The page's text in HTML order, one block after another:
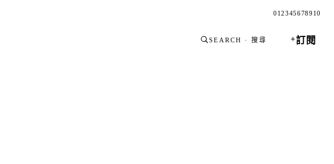
0 123456789 10
SEARCH · 搜尋 +訂閱